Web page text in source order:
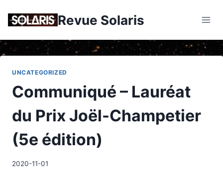
Revue Solaris
UNCATEGORIZED
Communiqué – Lauréat
du Prix Joël-Champetier
(5e édition)
2020-11-01